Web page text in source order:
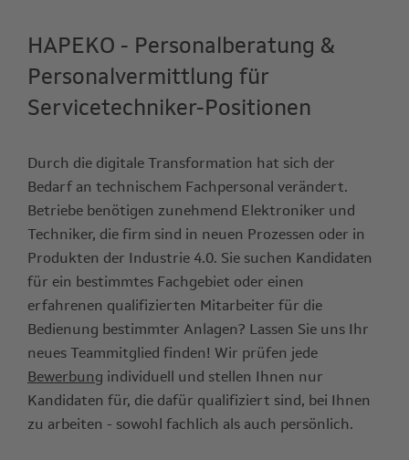
HAPEKO - Personalberatung &
Personalvermittlung für
Servicetechniker-Positionen
Durch die digitale Transformation hat sich der
Bedarf an technischem Fachpersonal verändert.
Betriebe benötigen zunehmend Elektroniker und
Techniker, die firm sind in neuen Prozessen oder in
Produkten der Industrie 4.0. Sie suchen Kandidaten
für ein bestimmtes Fachgebiet oder einen
erfahrenen qualifizierten Mitarbeiter für die
Bedienung bestimmter Anlagen? Lassen Sie uns Ihr
neues Teammitglied finden! Wir prüfen jede
Bewerbung individuell und stellen Ihnen nur
Kandidaten für, die dafür qualifiziert sind, bei Ihnen
zu arbeiten - sowohl fachlich als auch persönlich.